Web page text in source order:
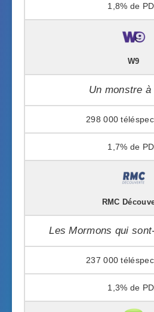
1,8%
W9
Un monstre à
298 000
1,7%
RMC
Les Mormons qui
237 000
1,3%